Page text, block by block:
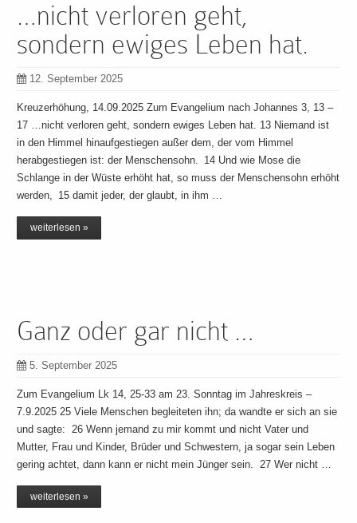
…nicht verloren geht,
sondern ewiges Leben hat.
12. September 2025
Kreuzerhöhung, 14.09.2025 Zum Evangelium nach Johannes 3, 13 –
17 …nicht verloren geht, sondern ewiges Leben hat. 13 Niemand ist
in den Himmel hinaufgestiegen außer dem, der vom Himmel
herabgestiegen ist: der Menschensohn. 14 Und wie Mose die
Schlange in der Wüste erhöht hat, so muss der Menschensohn erhöht
werden, 15 damit jeder, der glaubt, in ihm …
weiterlesen »
Ganz oder gar nicht …
5. September 2025
Zum Evangelium Lk 14, 25-33 am 23. Sonntag im Jahreskreis –
7.9.2025 25 Viele Menschen begleiteten ihn; da wandte er sich an sie
und sagte: 26 Wenn jemand zu mir kommt und nicht Vater und
Mutter, Frau und Kinder, Brüder und Schwestern, ja sogar sein Leben
gering achtet, dann kann er nicht mein Jünger sein. 27 Wer nicht …
weiterlesen »